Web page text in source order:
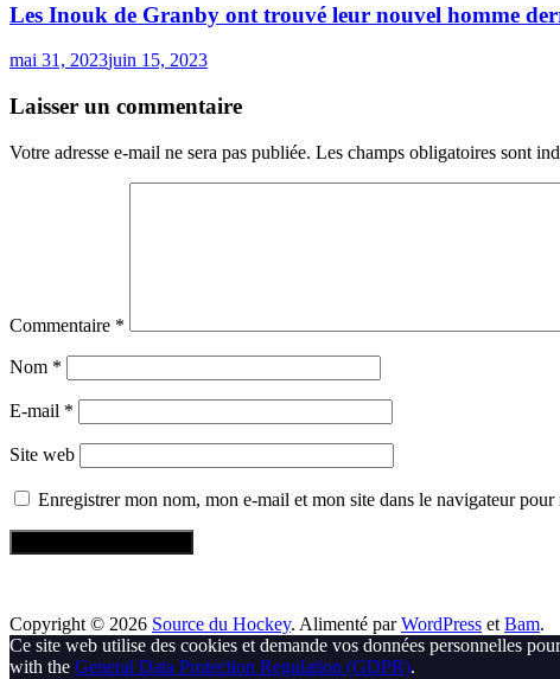
Les Inouk de Granby ont trouvé leur nouvel homme
mai 31, 2023juin 15, 2023
Laisser un commentaire
Votre adresse e-mail ne sera pas publiée. Les champs obligatoires sont
Commentaire *
Nom *
E-mail *
Site web
Enregistrer mon nom, mon e-mail et mon site dans le navigateur
Copyright © 2026 Source du Hockey. Alimenté parWordPress et Bam.
Ce site web utilise des cookies et demande vos données personnelles
with the General Data Protection Regulation (GDPR).